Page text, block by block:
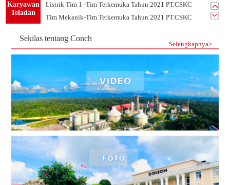
Karyawan
Teladan
Listrik Tim 1 -Tim Terkemuka Tahun 2021 PT.CSKC
Tim Mekanik-Tim Terkemuka Tahun 2021 PT.CSKC
Sekilas tentang Conch
Selengkapnya>